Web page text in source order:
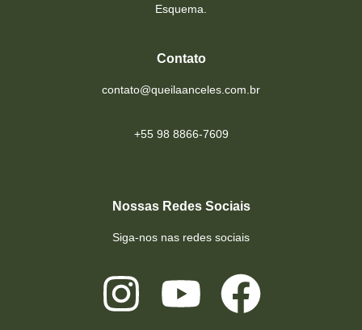
Esquema.
Contato
contato@queilaanceles.com.br
+55 98 8866-7609
Nossas Redes Sociais
Siga-nos nas redes sociais